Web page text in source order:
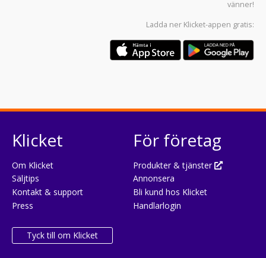
vänner!
Ladda ner Klicket-appen gratis:
Klicket
Om Klicket
Säljtips
Kontakt & support
Press
Tyck till om Klicket
För företag
Produkter & tjänster
Annonsera
Bli kund hos Klicket
Handlarlogin